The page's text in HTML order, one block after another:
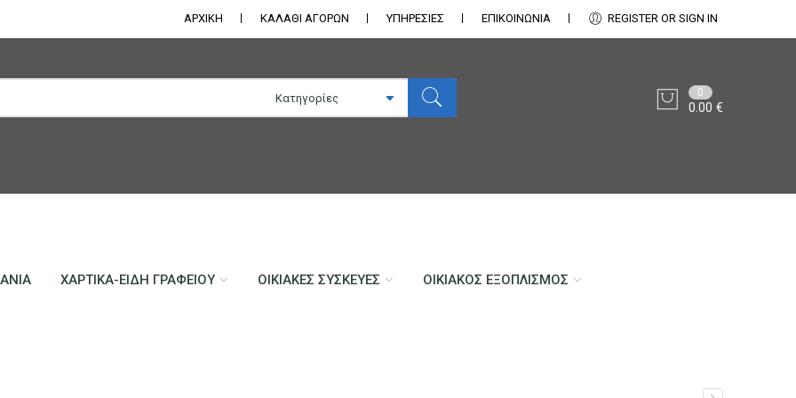
ΑΡΧΙΚΗ ΚΑΛΑΘΙ ΑΓΟΡΩΝ ΥΠΗΡΕΣΙΕΣ ΕΠΙΚΟΙΝΩΝΊΑ REGISTER OR SIGN IN
0
0.00€
ΧΑΡΤΙΚΆ-ΕΊΔΗ ΓΡΑΦΕΊΟΥ ΟΙΚΙΑΚΈΣ ΣΥΣΚΕΥΈΣ ΟΙΚΙΑΚΌΣ ΕΞΟΠΛΙΣΜΌΣ